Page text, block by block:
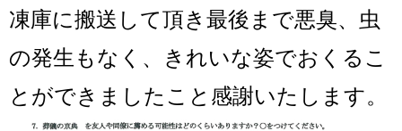
凍庫に搬送して頂き最後まで悪臭、 虫
の発生もなく、きれいな姿でおくるこ
とができましたこと感謝いたします。